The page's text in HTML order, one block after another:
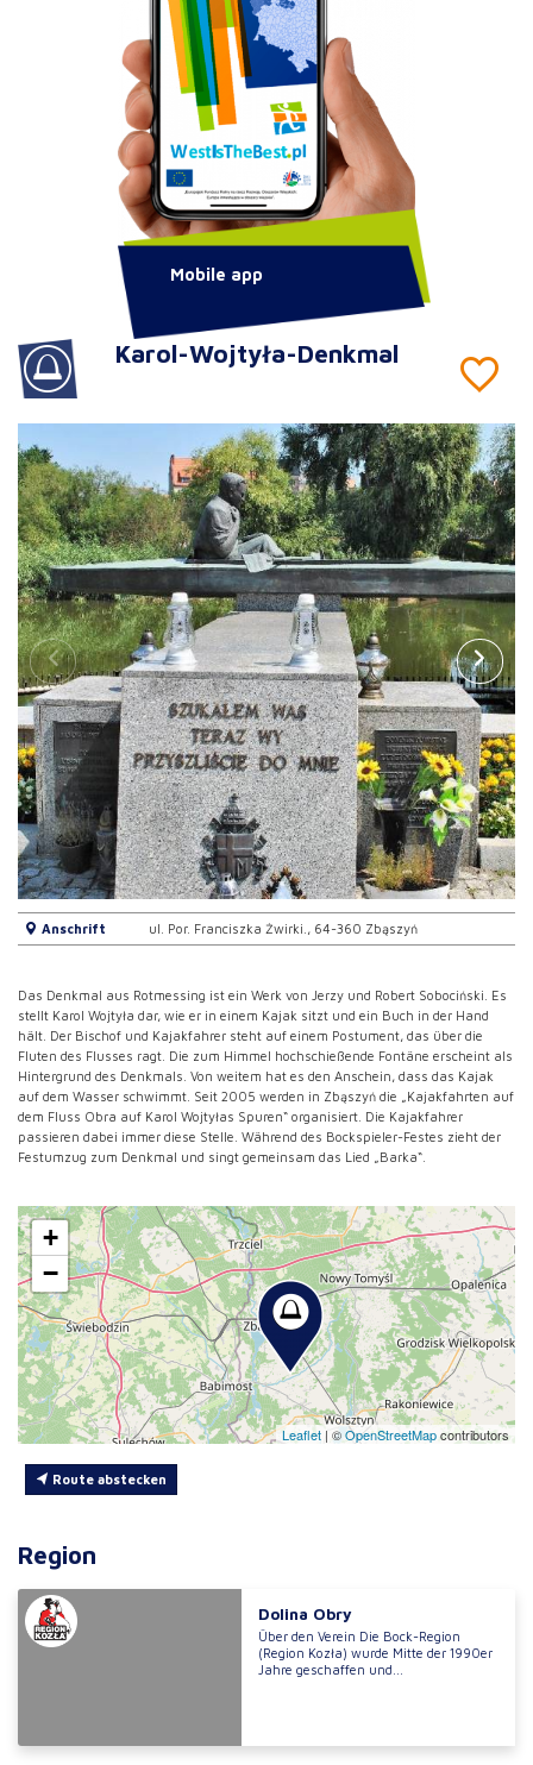
Karol-Wojtyła-Denkmal
Anschrift ul. Por. Franciszka Żwirki., 64-360 Zbąszyń
Das Denkmal aus Rotmessing ist ein Werk von Jerzy und Robert Sobociński. Es
stellt Karol Wojtyła dar, wie er in einem Kajak sitzt und ein Buch in der Hand
hält. Der Bischof und Kajakfahrer steht auf einem Postument, das über die
Fluten des Flusses ragt. Die zum Himmel hochschießende Fontäne erscheint als
Hintergrund des Denkmals. Von weitem hat es den Anschein, dass das Kajak
auf dem Wasser schwimmt. Seit 2005 werden in Zbąszyń die „Kajakfahrten auf
dem Fluss Obra auf Karol Wojtyłas Spuren“ organisiert. Die Kajakfahrer
passieren dabei immer diese Stelle. Während des Bockspieler-Festes zieht der
Festumzug zum Denkmal und singt gemeinsam das Lied „Barka“.
+
−
Leaflet | ©OpenStreetMapcontributors
Route abstecken
Region
Dolina Obry
Über den Verein Die Bock-Region
(Region Kozła) wurde Mitte der 1990er
Jahre geschaffen und...
Mobile app